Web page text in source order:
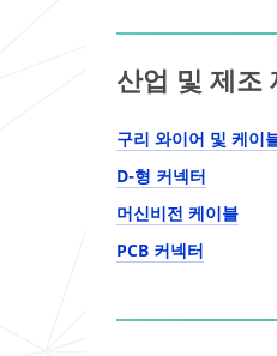
산업 및 제조
구리 와이어 및 케이
D-형 커넥터
머신비전 케이블
PCB 커넥터